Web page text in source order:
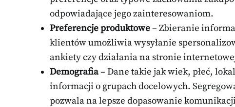
odpowiadające jego zainteresowaniom.
Preferencje produktowe– Zbieranie
klientów umożliwia wysyłanie
ankiety czy działania na stronie
Demografia– Dane takie jak wiek, płeć,
informacji o grupach docelowych.
pozwala na lepsze dopasowanie